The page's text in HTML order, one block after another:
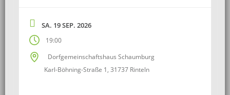
SA. 19 SEP. 2026
19:00
Dorfgemeinschaftshaus Schaumburg
Karl-Böhning-Straße 1, 31737 Rinteln